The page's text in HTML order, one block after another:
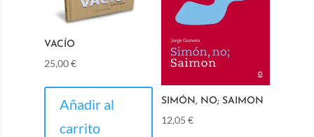
VACÍO
25,00€
Añadir al
carrito
SIMÓN, NO; SAIMON
12,05€